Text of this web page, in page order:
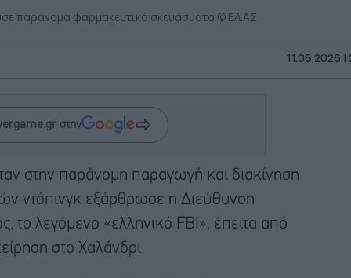
παράνομα φαρμακευτικά σκευάσματα © ΕΛ.ΑΣ.
11.06.2026 |
στην
στην παράνομη παραγωγή και διακίνηση
ντόπινγκ εξάρθρωσε η Διεύθυνση
το λεγόμενο «ελληνικό FBI», έπειτα από
στο Χαλάνδρι.